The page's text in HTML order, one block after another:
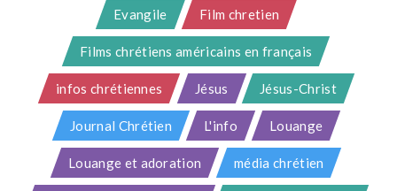
Evangile Film chretien
Films chrétiens américains en français
infos chrétiennes Jésus Jésus-Christ
Journal Chrétien L'info Louange
Louange et adoration média chrétien